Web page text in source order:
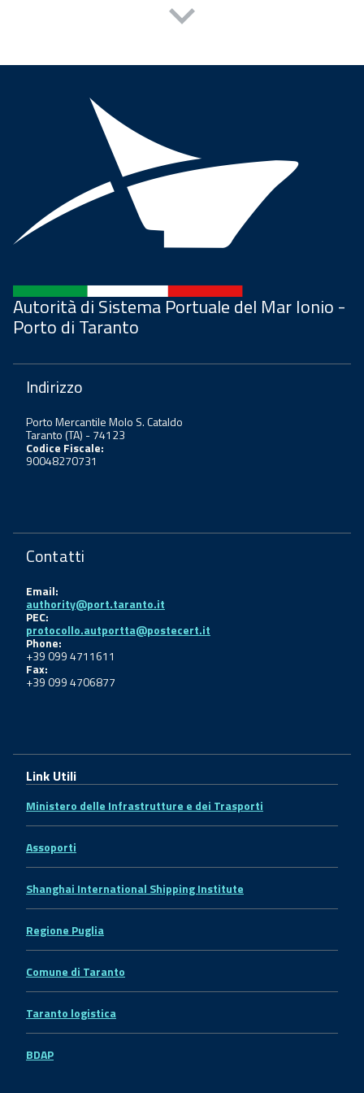
Autorità di Sistema Portuale del Mar Ionio -
Porto di Taranto
Indirizzo
Porto Mercantile Molo S. Cataldo
Taranto (TA) - 74123
Codice Fiscale:
90048270731
Contatti
Email:
authority@port.taranto.it
PEC:
protocollo.autportta@postecert.it
Phone:
+39 099 4711611
Fax:
+39 099 4706877
Link Utili
Ministero delle Infrastrutture e dei Trasporti
Assoporti
Shanghai International Shipping Institute
Regione Puglia
Comune di Taranto
Taranto logistica
BDAP